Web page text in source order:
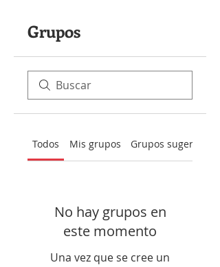
Grupos
Todos Mis grupos Grupos sugeridos
No hay grupos en
este momento
Una vez que se cree un